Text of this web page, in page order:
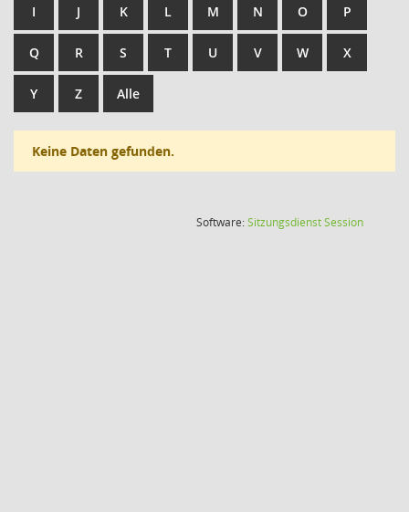
I J K L M N O P
Q R S T U V W X
Y Z Alle
Keine Daten gefunden.
Software:SitzungsdienstSession(Wird in